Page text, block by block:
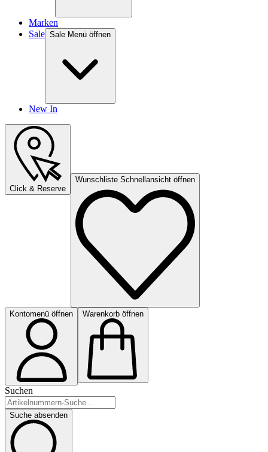
Marken
Sale Sale Menü öffnen
New In
Click & Reserve
Wunschliste Schnellansicht öffnen
Kontomenü öffnen Warenkorb öffnen
Suchen
Suche absenden